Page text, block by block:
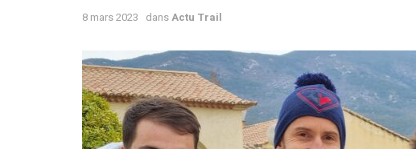
8 mars 2023 dansActu Trail